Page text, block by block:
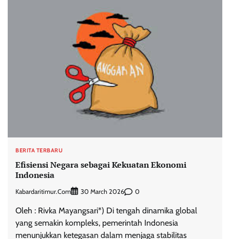
BERITA TERBARU
Efisiensi Negara sebagai Kekuatan Ekonomi
Indonesia
Kabardaritimur.com 30 March 2026 0
Oleh : Rivka Mayangsari*) Di tengah dinamika global
yang semakin kompleks, pemerintah Indonesia
menunjukkan ketegasan dalam menjaga stabilitas